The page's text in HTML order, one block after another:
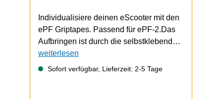
Individualisiere deinen eScooter mit den
ePF Griptapes. Passend für ePF-2.Das
Aufbringen ist durch die selbstklebende
Unterseite schnell und einfach
durchzuführen.Video zum Griptape-
weiterlesen
Sofort verfügbar, Lieferzeit: 2-5 Tage